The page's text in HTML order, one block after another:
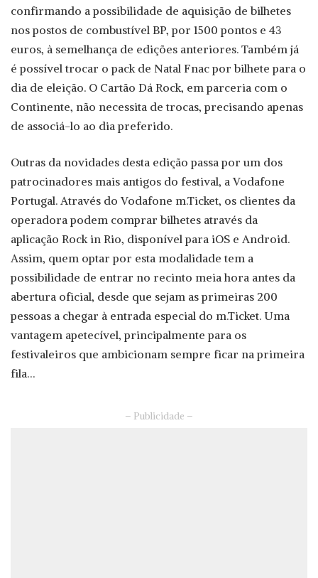
confirmando a possibilidade de aquisição de bilhetes
nos postos de combustível BP, por 1500 pontos e 43
euros, à semelhança de edições anteriores. Também já
é possível trocar o pack de Natal Fnac por bilhete para o
dia de eleição. O Cartão Dá Rock, em parceria com o
Continente, não necessita de trocas, precisando apenas
de associá-lo ao dia preferido.
Outras da novidades desta edição passa por um dos
patrocinadores mais antigos do festival, a Vodafone
Portugal. Através do Vodafone m.Ticket, os clientes da
operadora podem comprar bilhetes através da
aplicação Rock in Rio, disponível para iOS e Android.
Assim, quem optar por esta modalidade tem a
possibilidade de entrar no recinto meia hora antes da
abertura oficial, desde que sejam as primeiras 200
pessoas a chegar à entrada especial do m.Ticket. Uma
vantagem apetecível, principalmente para os
festivaleiros que ambicionam sempre ficar na primeira
fila…
– Publicidade –